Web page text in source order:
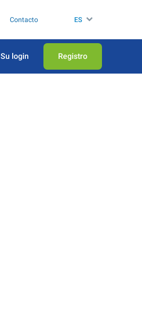
Contacto ES
Su login Registro